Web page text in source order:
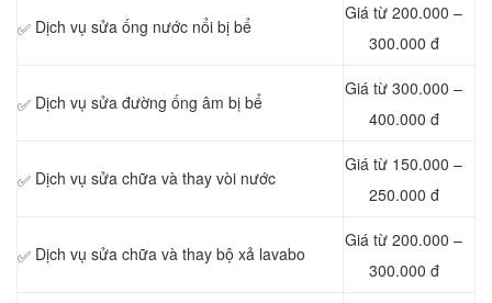
✅ Dịch vụ sửa ống nước nổi bị bể
Giá từ 200.000 –
300.000 đ
✅ Dịch vụ sửa đường ống âm bị bể
Giá từ 300.000 –
400.000 đ
✅ Dịch vụ sửa chữa và thay vòi nước
Giá từ 150.000 –
250.000 đ
✅ Dịch vụ sửa chữa và thay bộ xả lavabo
Giá từ 200.000 –
300.000 đ